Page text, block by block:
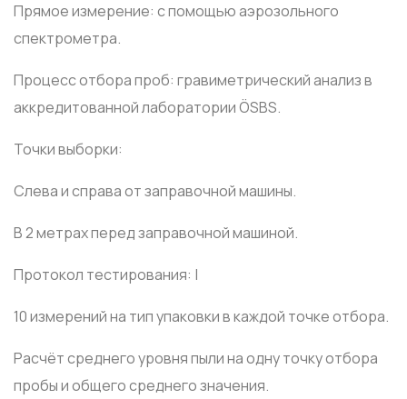
Прямое измерение: с помощью аэрозольного
спектрометра.
Процесс отбора проб: гравиметрический анализ в
аккредитованной лаборатории ÖSBS.
Точки выборки:
Слева и справа от заправочной машины.
В 2 метрах перед заправочной машиной.
Протокол тестирования: |
10 измерений на тип упаковки в каждой точке отбора.
Расчёт среднего уровня пыли на одну точку отбора
пробы и общего среднего значения.